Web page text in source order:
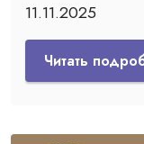
11.11.2025
Читать